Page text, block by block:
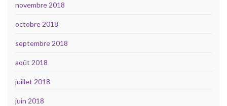
novembre 2018
octobre 2018
septembre 2018
août 2018
juillet 2018
juin 2018